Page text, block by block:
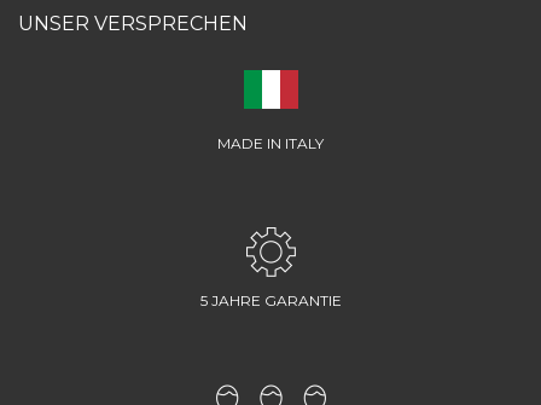
UNSER VERSPRECHEN
MADE IN ITALY
5 JAHRE GARANTIE